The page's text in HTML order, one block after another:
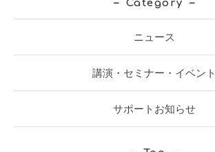
Category
ニュース
講演・セミナー・イベント
サポートお知らせ